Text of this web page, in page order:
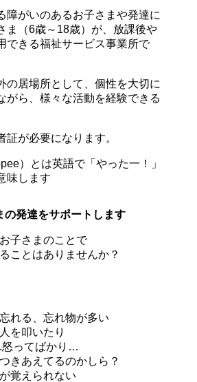
障がいのあるお子さまや発達に
ま（6歳～18歳）が、放課後や
できる福祉サービス事業所で
の居場所として、個性を大切に
がら、様々な活動を経験できる
証が必要になります。
）とは英語で「やった一！」
味します
の発達をサポートします
お子さまのことで
ことはありませんか？
れる、忘れ物が多い
を叩いたり
ってばかり…
きあえてるのかしら？
覚えられない